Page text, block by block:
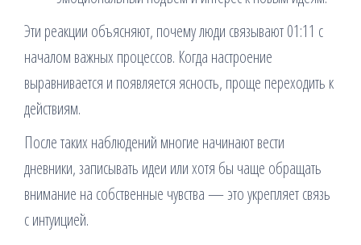
Эти реакции объясняют, почему люди связывают 01:11 с
началом важных процессов. Когда настроение
выравнивается и появляется ясность, проще переходить к
действиям.
После таких наблюдений многие начинают вести
дневники, записывать идеи или хотя бы чаще обращать
внимание на собственные чувства — это укрепляет связь
с интуицией.